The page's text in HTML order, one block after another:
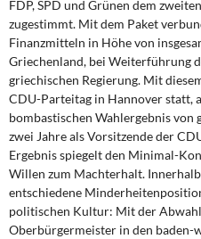
Eurokrise und Griechenland
DIE LINKE
Weitere Themen
Memo-Gruppe
Institut Solidarische
FDP, SPD und Grünen dem
zugestimmt. Mit dem Paket
Finanzmitteln in Höhe von
Griechenland, bei Weiterführung
griechischen Regierung. Mit
CDU-Parteitag in Hannover statt,
bombastischen Wahlergebnis von
zwei Jahre als Vorsitzende der
Ergebnis spiegelt den Minimal-
Willen zum Machterhalt.
entschiedene
politischen Kultur: Mit der
Oberbürgermeister in den baden-